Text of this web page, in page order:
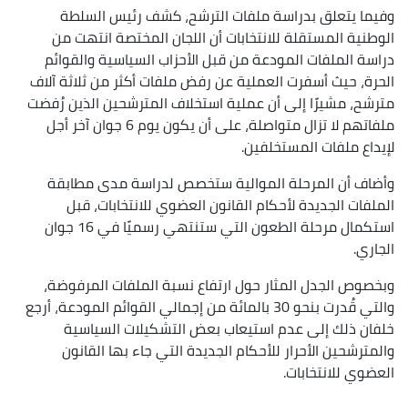
وفيما يتعلق بدراسة ملفات الترشح، كشف رئيس السلطة
الوطنية المستقلة للانتخابات أن اللجان المختصة انتهت من
دراسة الملفات المودعة من قبل الأحزاب السياسية والقوائم
الحرة، حيث أسفرت العملية عن رفض ملفات أكثر من ثلاثة آلاف
مترشح، مشيرًا إلى أن عملية استخلاف المترشحين الذين رُفضت
ملفاتهم لا تزال متواصلة، على أن يكون يوم 6 جوان آخر أجل
لإيداع ملفات المستخلفين.
وأضاف أن المرحلة الموالية ستخصص لدراسة مدى مطابقة
الملفات الجديدة لأحكام القانون العضوي للانتخابات، قبل
استكمال مرحلة الطعون التي ستنتهي رسميًا في 16 جوان
الجاري.
وبخصوص الجدل المثار حول ارتفاع نسبة الملفات المرفوضة،
والتي قُدرت بنحو 30 بالمائة من إجمالي القوائم المودعة، أرجع
خلفان ذلك إلى عدم استيعاب بعض التشكيلات السياسية
والمترشحين الأحرار للأحكام الجديدة التي جاء بها القانون
العضوي للانتخابات.